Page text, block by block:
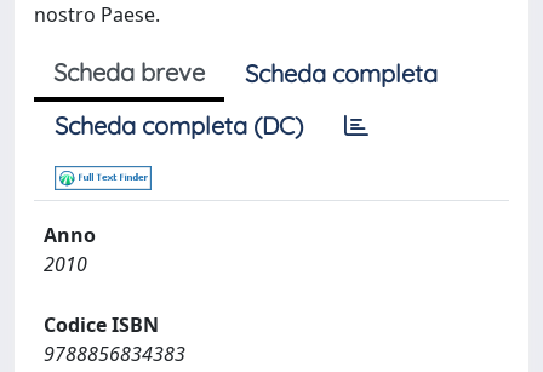
Scheda breve
Scheda completa
Scheda completa (DC)
Anno
2010
Codice ISBN
9788856834383